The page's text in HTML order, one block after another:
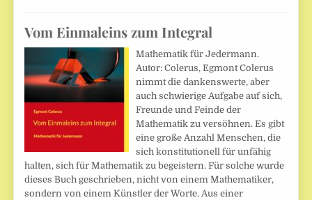
Vom Einmaleins zum Integral
Mathematik für Jedermann.
Autor: Colerus, Egmont Colerus
nimmt die dankenswerte, aber
auch schwierige Aufgabe auf sich,
Freunde und Feinde der
Mathematik zu versöhnen. Es gibt
eine große Anzahl Menschen, die
sich konstitutionell für unfähig
halten, sich für Mathematik zu begeistern. Für solche wurde
dieses Buch geschrieben, nicht von einem Mathematiker,
sondern von einem Künstler der Worte. Aus einer